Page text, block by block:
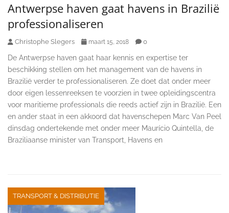
Antwerpse haven gaat havens in Brazilië
professionaliseren
Christophe Slegers maart 15, 2018 0
De Antwerpse haven gaat haar kennis en expertise ter
beschikking stellen om het management van de havens in
Brazilië verder te professionaliseren. Ze doet dat onder meer
door eigen lessenreeksen te voorzien in twee opleidingscentra
voor maritieme professionals die reeds actief zijn in Brazilië. Een
en ander staat in een akkoord dat havenschepen Marc Van Peel
dinsdag ondertekende met onder meer Maurício Quintella, de
Braziliaanse minister van Transport, Havens en
TRANSPORT & DISTRIBUTIE